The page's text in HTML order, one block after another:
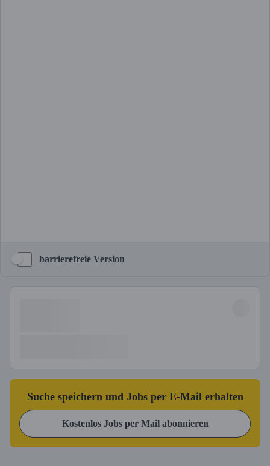
barrierefreie Version
Suche speichern und Jobs per E-Mail erhalten
Kostenlos Jobs per Mail abonnieren